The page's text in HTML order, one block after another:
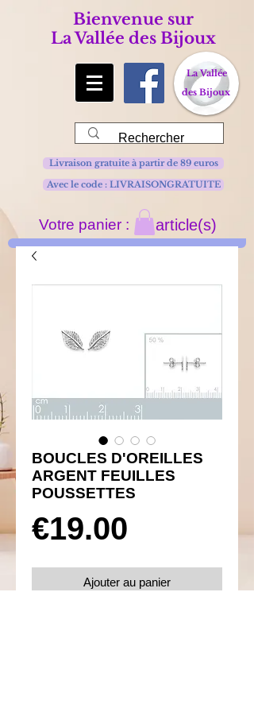
Bienvenue sur
La Vallée des Bijoux
La Vallée
des Bijoux
Avec le code : LIVRAISONGRATUITE
Livraison gratuite à partir de 89 euros
Votre panier : article(s)
BOUCLES D'OREILLES
ARGENT FEUILLES
POUSSETTES
€19.00
Ajouter au panier